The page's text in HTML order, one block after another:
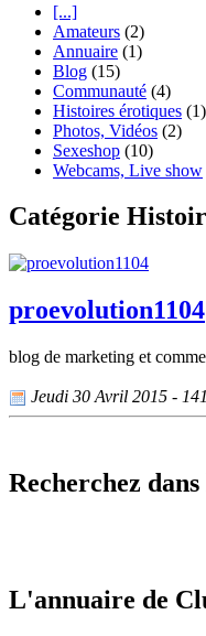
[...]
Amateurs (2)
Annuaire (1)
Blog (15)
Communauté (4)
Histoires érotiques (1)
Photos, Vidéos (2)
Sexeshop (10)
Webcams, Live show
Catégorie
proevolution1104
blog de marketing et
Jeudi 30 Avril 2015 -
Recherchez
L'annuaire de